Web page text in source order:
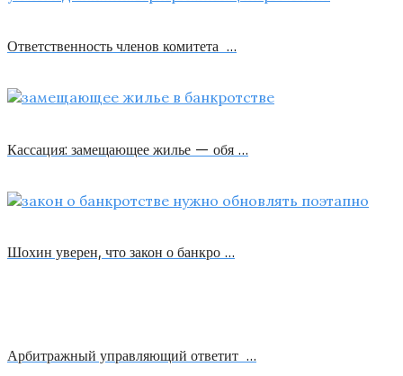
Ответственность членов комитета …
Кассация: замещающее жилье — обя …
Шохин уверен, что закон о банкро …
Арбитражный управляющий ответит …